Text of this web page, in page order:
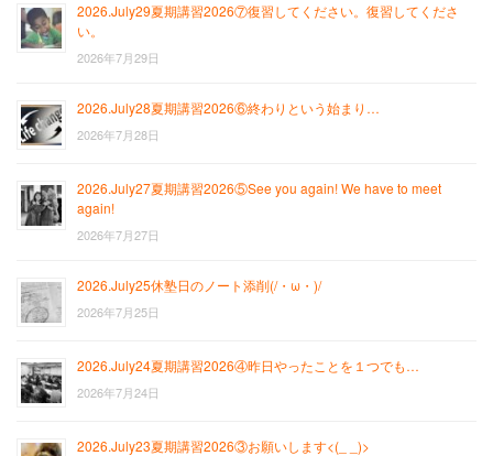
2026.July29夏期講習2026⑦復習してください。復習してくださ
い。
2026年7月29日
2026.July28夏期講習2026⑥終わりという始まり…
2026年7月28日
2026.July27夏期講習2026⑤See you again! We have to meet
again!
2026年7月27日
2026.July25休塾日のノート添削(/・ω・)/
2026年7月25日
2026.July24夏期講習2026④昨日やったことを１つでも…
2026年7月24日
2026.July23夏期講習2026③お願いします<(_ _)>